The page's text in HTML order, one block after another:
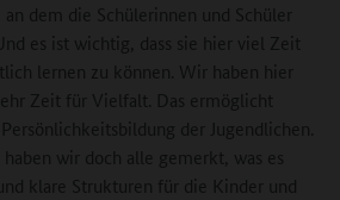
dem die Schülerinnen und Schüler
es ist wichtig, dass sie hier viel Zeit
lernen zu können. Wir haben hier
Zeit für Vielfalt. Das ermöglicht
der Jugendlichen.
wir doch alle gemerkt, was es
klare Strukturen für die Kinder und